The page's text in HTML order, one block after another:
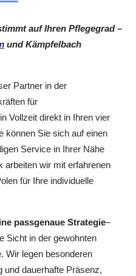
auf Ihren Pflegegrad –
und Kämpfelbach
Partner in der
für
Vollzeit direkt in Ihren vier
können Sie sich auf einen
Service in Ihrer Nähe
wir mit erfahrenen
für Ihre individuelle
passgenaue Strategie–
Sicht in der gewohnten
Wir legen besonderen
und dauerhafte Präsenz,